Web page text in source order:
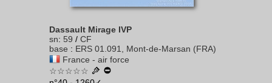
Dassault Mirage IVP
sn: 59 / CF
base : ERS 01.091, Mont-de-Marsan (FRA)
France - air force
☆☆☆☆☆